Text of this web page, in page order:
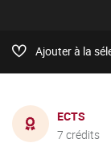
Ajouter à la
ECTS
7 crédits